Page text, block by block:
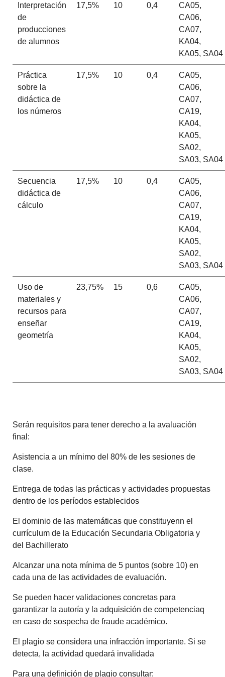
Interpretación
de
producciones
de alumnos
17,5% 10 0,4
CA05,
CA06,
CA07,
KA04,
KA05, SA04
Práctica
sobre la
didáctica de
los números
17,5% 10 0,4
CA05,
CA06,
CA07,
CA19,
KA04,
KA05,
SA02,
SA03, SA04
Secuencia
didáctica de
cálculo
17,5% 10 0,4
CA05,
CA06,
CA07,
CA19,
KA04,
KA05,
SA02,
SA03, SA04
Uso de
materiales y
recursos para
enseñar
geometría
23,75% 15 0,6
CA05,
CA06,
CA07,
CA19,
KA04,
KA05,
SA02,
SA03, SA04
Serán requisitos para tener derecho a la avaluación
final:
Asistencia a un mínimo del 80% de les sesiones de
clase.
Entrega de todas las prácticas y actividades propuestas
dentro de los períodos establecidos
El dominio de las matemáticas que constituyenn el
currículum de la Educación Secundaria Obligatoria y
del Bachillerato
Alcanzar una nota mínima de 5 puntos (sobre 10) en
cada una de las actividades de evaluación.
Se pueden hacer validaciones concretas para
garantizar la autoría y la adquisición de competenciaq
en caso de sospecha de fraude académico.
El plagio se considera una infracción importante. Si se
detecta, la actividad quedará invalidada
Para una definición de plagio consultar: